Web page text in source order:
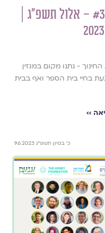
מה חדש במגזין גלויה #34 – אלול תשפ״ג |
- נתנו מקום במגזין
בחיי בית הספר ואף בבית
››
כ׳ בסיון תשפ״ג 9.6.2023